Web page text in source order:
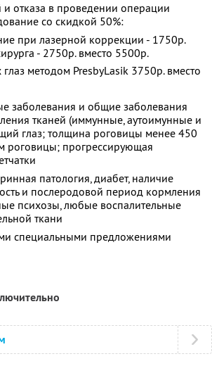
отказа в проведении операции
со скидкой 50%:
при лазерной коррекции - 1750р.
- 2750р. вместо 5500р.
методом PresbyLasik 3750р. вместо
заболевания и общие заболевания
тканей (иммунные, аутоимунные и
глаз; толщина роговицы менее 450
роговицы; прогрессирующая
патология, диабет, наличие
и послеродовой период кормления
психозы, любые воспалительные
ткани
специальными предложениями